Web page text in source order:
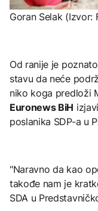
Goran Selak (Izvor:
Od ranije je
stavu da neće
niko koga predloži
Euronews BiH
poslanika SDP-a u
"Naravno da kao
takođe nam je
SDA u